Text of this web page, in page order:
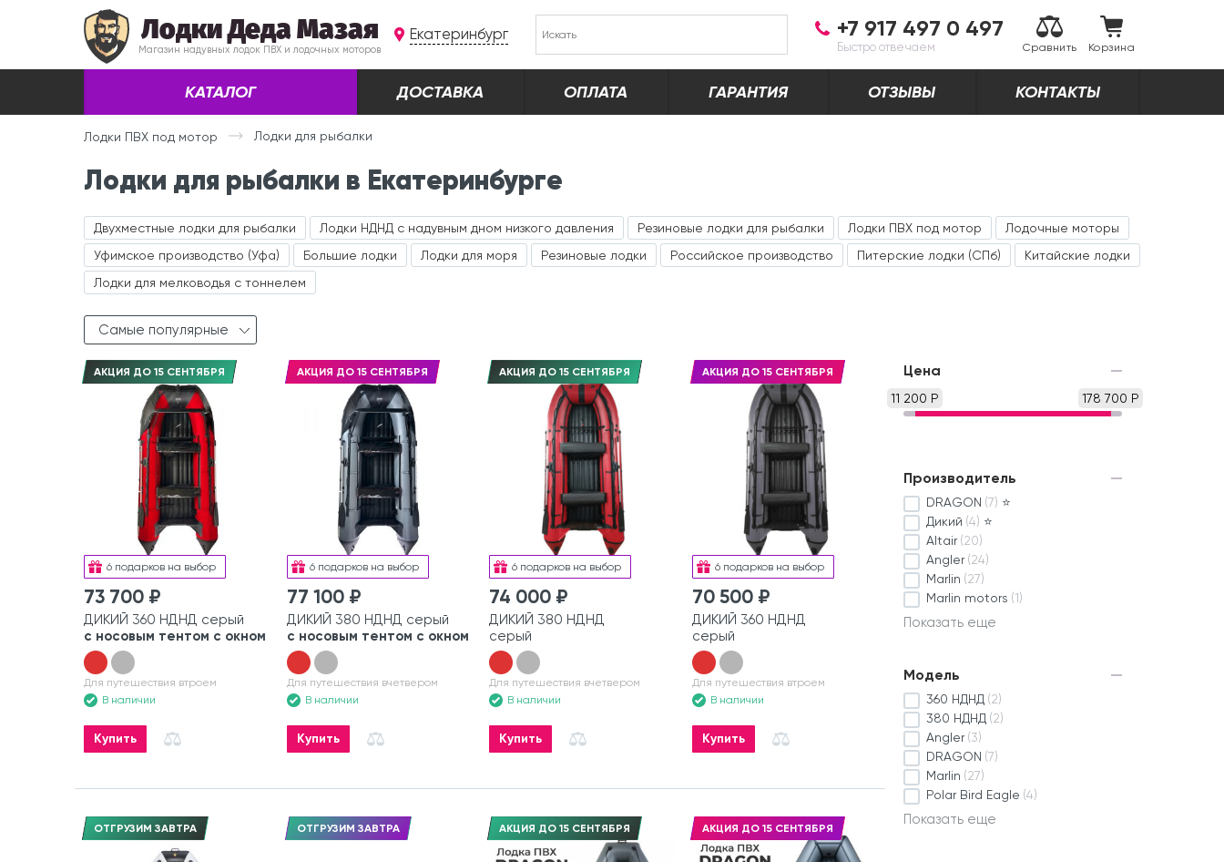
Лодки Деда Мазая
Магазин надувных лодок ПВХ и лодочных моторов
Екатеринбург +7 917 497 0 497
Быстро отвечаем Сравнить Корзина
КАТАЛОГ ДОСТАВКА ОПЛАТА ГАРАНТИЯ ОТЗЫВЫ КОНТАКТЫ
Лодки ПВХ под мотор Лодки для рыбалки
Лодки для рыбалки в Екатеринбурге
Двухместные лодки для рыбалки Лодки НДНД с надувным дном низкого давления Резиновые лодки для рыбалки Лодки ПВХ под мотор
Лодочные моторы
Уфимское производство (Уфа)
Большие лодки Лодки для моря Резиновые лодки Российское производство Питерские лодки (СПб)
Китайские лодки
Лодки для мелководья с тоннелем
Самые популярные
6 подарков на выбор
АКЦИЯ ДО 15 СЕНТЯБРЯ
73 700 ₽
ДИКИЙ 360 НДНД серый
с носовым тентом с окном
Для путешествия втроем
В наличии
Купить
6 подарков на выбор
АКЦИЯ ДО 15 СЕНТЯБРЯ
77 100 ₽
ДИКИЙ 380 НДНД серый
с носовым тентом с окном
Для путешествия вчетвером
В наличии
Купить
6 подарков на выбор
АКЦИЯ ДО 15 СЕНТЯБРЯ
74 000 ₽
ДИКИЙ 380 НДНД
серый
Для путешествия вчетвером
В наличии
Купить
6 подарков на выбор
АКЦИЯ ДО 15 СЕНТЯБРЯ
70 500 ₽
ДИКИЙ 360 НДНД
серый
Для путешествия втроем
В наличии
Купить
ОТГРУЗИМ ЗАВТРА ОТГРУЗИМ ЗАВТРА АКЦИЯ ДО 15 СЕНТЯБРЯ АКЦИЯ ДО 15 СЕНТЯБРЯ
Цена
11 200 Р 178 700 Р
Производитель
DRAGON (7) ⭐
Дикий (4) ⭐
Altair (20)
Angler (24)
Marlin (27)
Marlin motors (1)
Показать еще
Модель
360 НДНД (2)
380 НДНД (2)
Angler (3)
DRAGON (7)
Marlin (27)
Polar Bird Eagle (4)
Показать еще